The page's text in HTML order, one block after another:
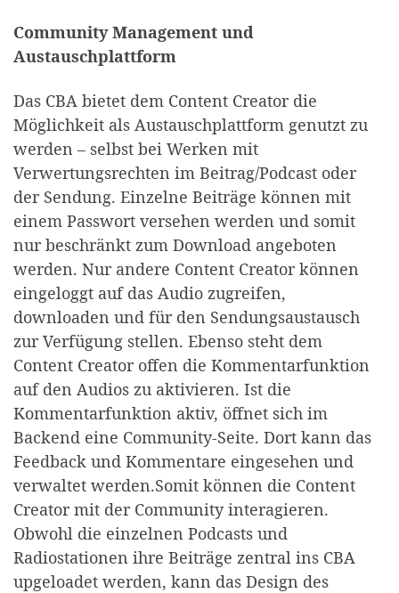
Community Management und
Austauschplattform
Das CBA bietet dem Content Creator die
Möglichkeit als Austauschplattform genutzt zu
werden – selbst bei Werken mit
Verwertungsrechten im Beitrag/Podcast oder
der Sendung. Einzelne Beiträge können mit
einem Passwort versehen werden und somit
nur beschränkt zum Download angeboten
werden. Nur andere Content Creator können
eingeloggt auf das Audio zugreifen,
downloaden und für den Sendungsaustausch
zur Verfügung stellen. Ebenso steht dem
Content Creator offen die Kommentarfunktion
auf den Audios zu aktivieren. Ist die
Kommentarfunktion aktiv, öffnet sich im
Backend eine Community-Seite. Dort kann das
Feedback und Kommentare eingesehen und
verwaltet werden.Somit können die Content
Creator mit der Community interagieren.
Obwohl die einzelnen Podcasts und
Radiostationen ihre Beiträge zentral ins CBA
upgeloadet werden, kann das Design des